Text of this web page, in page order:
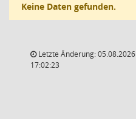
Keine Daten gefunden.
Letzte Änderung: 05.08.2026
17:02:23